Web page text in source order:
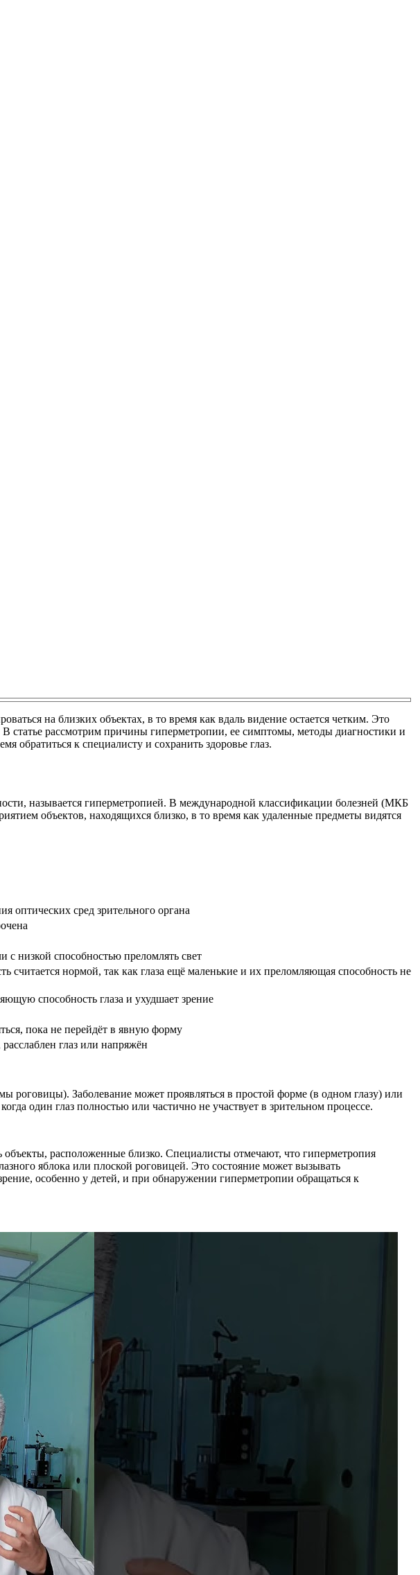
на близких объектах, в то время как вдаль видение остается четким. Это
В статье рассмотрим причины гиперметропии, ее симптомы, методы диагностики и
обратиться к специалисту и сохранить здоровье глаз.
называется гиперметропией. В международной классификации болезней (МКБ
объектов, находящихся близко, в то время как удаленные предметы видятся
оптических сред зрительного органа
низкой способностью преломлять свет
считается нормой, так как глаза ещё маленькие и их преломляющая способность не
способность глаза и ухудшает зрение
пока не перейдёт в явную форму
глаз или напряжён
роговицы). Заболевание может проявляться в простой форме (в одном глазу) или
один глаз полностью или частично не участвует в зрительном процессе.
расположенные близко. Специалисты отмечают, что гиперметропия
яблока или плоской роговицей. Это состояние может вызывать
особенно у детей, и при обнаружении гиперметропии обращаться к